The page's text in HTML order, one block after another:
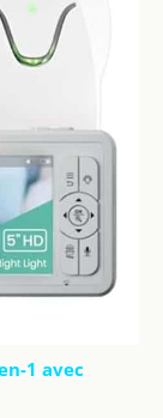
1 avec